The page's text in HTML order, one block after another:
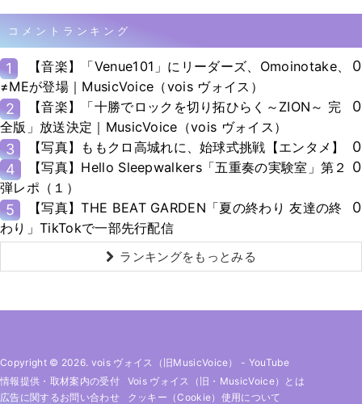
コメントランキング
1
【音楽】「Venue101」にリーダーズ、Omoinotake、
≠MEが登場｜MusicVoice（vois ヴォイス）
0
2
【音楽】「十勝でロックを切り拓ひらく～ZION～ 完
全版」放送決定｜MusicVoice（vois ヴォイス）
0
3 【写真】ももクロ高城れに、始球式挑戦【エンタメ】
0
4
【写真】Hello Sleepwalkers「五重奏の実験室」第２
弾レポ（１）
0
5
【写真】THE BEAT GARDEN「夏の終わり 友達の終
わり」TikTokで一部先行配信
0
ランキングをもっとみる
Copyright © 2026. vois ヴォイス（旧MusicVoice） - YouTube
情報提供・取材案内の受付
Vois ヴォイス（旧・MusicVoice）とは
広告に関するお問い合わせ
クッキー（cookie）使用について